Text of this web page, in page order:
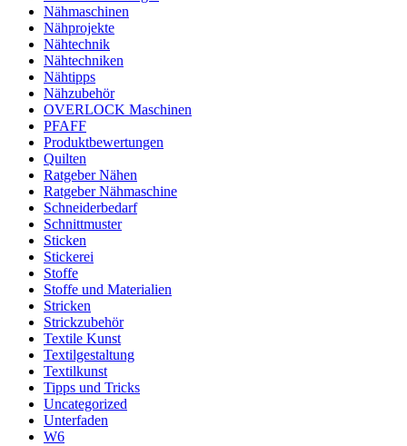
Nähmaschinen
Nähprojekte
Nähtechnik
Nähtechniken
Nähtipps
Nähzubehör
OVERLOCK Maschinen
PFAFF
Produktbewertungen
Quilten
Ratgeber Nähen
Ratgeber Nähmaschine
Schneiderbedarf
Schnittmuster
Sticken
Stickerei
Stoffe
Stoffe und Materialien
Stricken
Strickzubehör
Textile Kunst
Textilgestaltung
Textilkunst
Tipps und Tricks
Uncategorized
Unterfaden
W6